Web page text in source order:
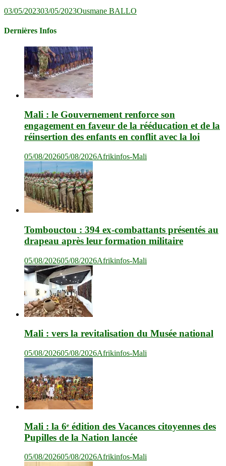
03/05/202303/05/2023Ousmane BALLO
Dernières Infos
Mali : le Gouvernement renforce son
engagement en faveur de la rééducation et de la
réinsertion des enfants en conflit avec la loi
05/08/202605/08/2026Afrikinfos-Mali
Tombouctou : 394 ex-combattants présentés au
drapeau après leur formation militaire
05/08/202605/08/2026Afrikinfos-Mali
Mali : vers la revitalisation du Musée national
05/08/202605/08/2026Afrikinfos-Mali
Mali : la 6ᵉ édition des Vacances citoyennes des
Pupilles de la Nation lancée
05/08/202605/08/2026Afrikinfos-Mali